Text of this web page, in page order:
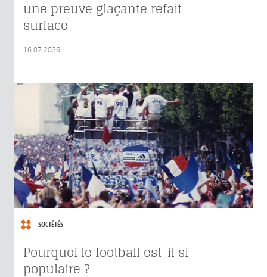
une preuve glaçante refait
surface
16.07.2026
SOCIÉTÉS
Pourquoi le football est-il si
populaire ?